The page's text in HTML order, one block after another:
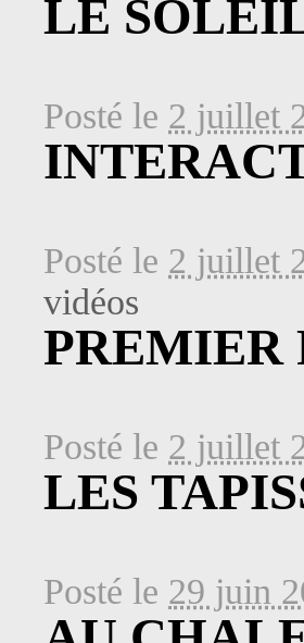
LE
Posté le 2 juillet
Posté le 2 juillet
vidéos
PREMIER
Posté le 2 juillet
LES
Posté le 29 juin